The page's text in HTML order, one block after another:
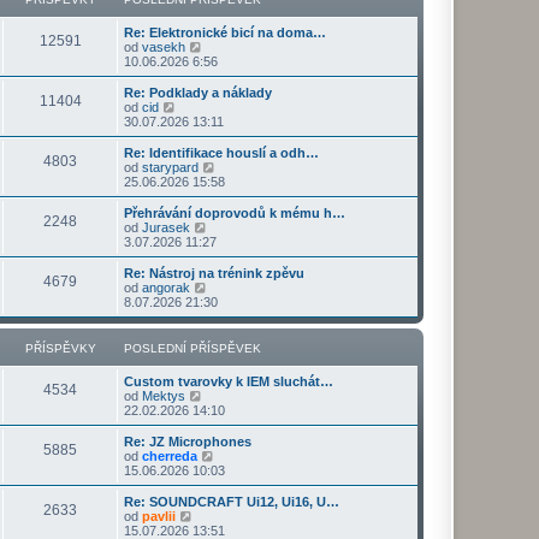
í
s
v
e
d
n
í
p
ř
í
s
ě
v
e
k
o
s
l
d
n
í
ř
í
s
p
ě
v
e
k
t
o
s
l
d
n
í
ř
í
s
ě
v
e
12591
Re: Elektronické bicí na doma…
od vasekh
o
b
r
a
z
p
o
s
e
d
n
í
p
ř
í
s
ě
v
e
10.06.2026 6:56
11404
Re: Podklady a náklady
od cid
o
b
r
a
z
t
p
o
s
e
d
n
í
ř
í
s
p
ě
v
e
k
30.07.2026 13:11
4803
Re: Identifikace houslí a odh…
od starypard
o
b
r
z
t
p
o
s
l
d
n
í
ř
í
s
ě
v
e
25.06.2026 15:58
2248
Přehrávání doprovodů k mému h…
od Jurasek
o
b
r
z
t
p
o
s
l
d
n
í
p
ř
í
s
ě
3.07.2026 11:27
4679
Re: Nástroj na trénink zpěvu
od angorak
o
b
r
a
t
o
s
l
e
d
n
í
ř
8.07.2026 21:30
PŘÍSPĚVKY POSLEDNÍ PŘÍSPĚVEK
4534
Custom tvarovky k IEM sluchát…
od Mektys
o
b
r
a
z
t
p
o
22.02.2026 14:10
5885
Re: JZ Microphones
od cherreda
o
b
r
z
15.06.2026 10:03
2633
Re: SOUNDCRAFT Ui12, Ui16, U…
od pavlii
o
15.07.2026 13:51